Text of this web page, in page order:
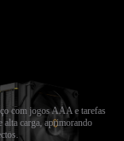
com jogos AAA e tarefas
alta carga, aprimorando